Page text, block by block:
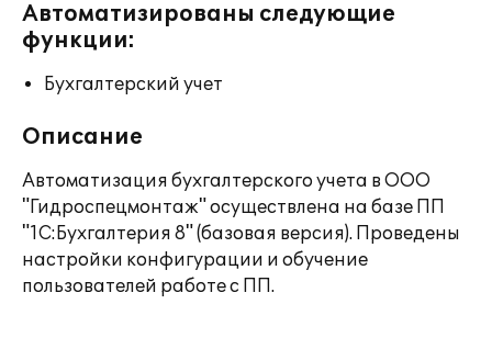
Автоматизированы следующие
функции:
Бухгалтерский учет
Описание
Автоматизация бухгалтерского учета в ООО
"Гидроспецмонтаж" осуществлена на базе ПП
"1С:Бухгалтерия 8" (базовая версия). Проведены
настройки конфигурации и обучение
пользователей работе с ПП.